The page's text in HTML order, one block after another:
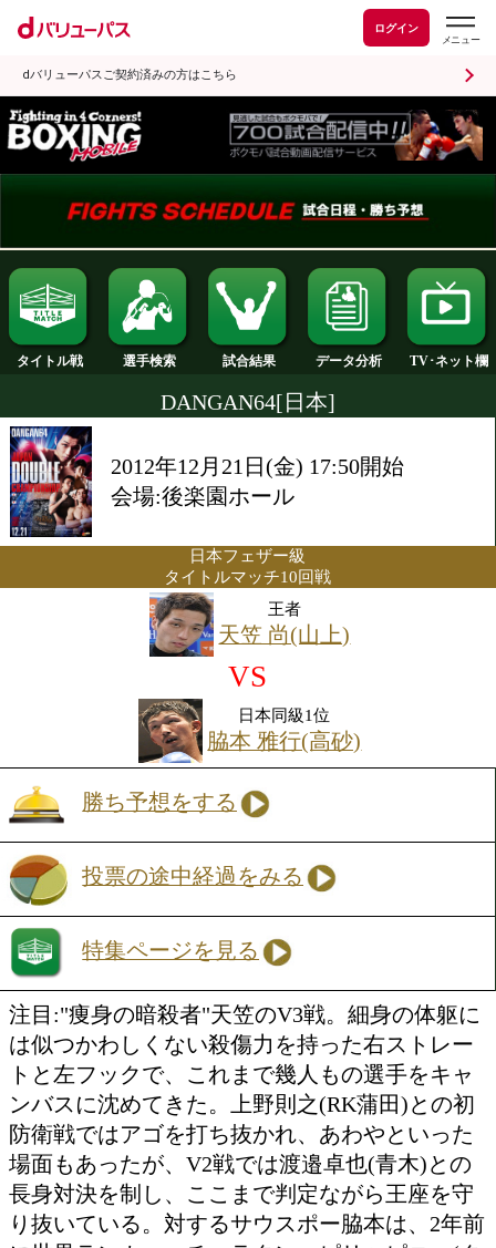
ログイン
dバリューパスご契約済みの方はこちら
タイトル戦
DANGAN64[日本]
2012年12月21日(金) 17:50開始
会場:後楽園ホール
日本フェザー級
タイトルマッチ10回戦
王者
天笠 尚(山上)
日本同級1位
脇本 雅行(高砂)
勝ち予想をする
投票の途中経過をみる
特集ページを見る
注目:"痩身の暗殺者"天笠のV3戦。細身